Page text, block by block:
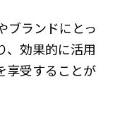
ブランドにとっ
、効果的に活用
享受することが